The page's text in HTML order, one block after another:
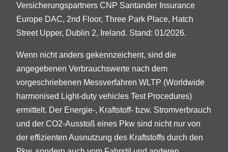
Versicherungspartners CNP Santander Insurance
Europe DAC, 2nd Floor, Three Park Place, Hatch
Street Upper, Dublin 2, Ireland. Stand: 01/2026.
Wenn nicht anders gekennzeichent, sind die
angegebenen Verbrauchswerte nach dem
vorgeschriebenen Messverfahren WLTP (Worldwide
harmonised Light-duty vehicles Test Procedures)
ermittelt. Der Energie-, Kraftstoff- bzw. Stromverbrauch
und der CO2-Ausstoß eines Pkw sind nicht nur von
der effizienten Ausnutzung des Kraftstoffs durch den